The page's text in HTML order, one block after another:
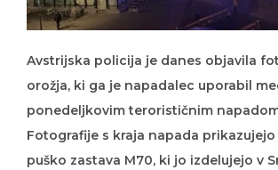
Avstrijska policija je danes objavila
orožja, ki ga je napadalec uporabil
ponedeljkovim terorističnim
Fotografije s kraja napada
puško zastava M70, ki jo izdelujejo v